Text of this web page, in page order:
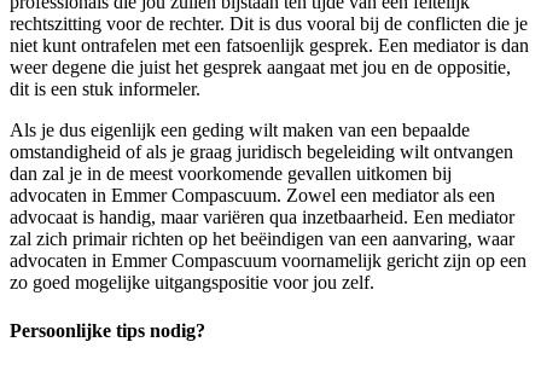
rechtszitting voor de rechter. Dit is dus vooral bij de conflicten die je
niet kunt ontrafelen met een fatsoenlijk gesprek. Een mediator is dan
weer degene die juist het gesprek aangaat met jou en de oppositie,
dit is een stuk informeler.
Als je dus eigenlijk een geding wilt maken van een bepaalde
omstandigheid of als je graag juridisch begeleiding wilt ontvangen
dan zal je in de meest voorkomende gevallen uitkomen bij
advocaten in Emmer Compascuum. Zowel een mediator als een
advocaat is handig, maar variëren qua inzetbaarheid. Een mediator
zal zich primair richten op het beëindigen van een aanvaring, waar
advocaten in Emmer Compascuum voornamelijk gericht zijn op een
zo goed mogelijke uitgangspositie voor jou zelf.
Persoonlijke tips nodig?